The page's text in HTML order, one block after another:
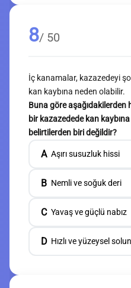
8/ 50
İç kanamalar, kazazedeyi
kan kaybına neden olabilir.
Buna göre
bir kazazedede kan
belirtilerden biri değildir?
A Aşırı susuzluk hissi
B Nemli ve soğuk deri
C Yavaş ve güçlü nabız
D Hızlı ve yüzeysel